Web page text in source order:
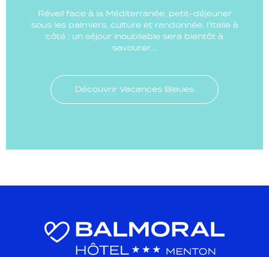
Réveil face à la Méditerranée, petit-déjeuner
sous les palmiers, culture et randonnée, l'Italie à
côté : un séjour inoubliable sera bientôt à
savourer….
Découvrir Vacances Bleues